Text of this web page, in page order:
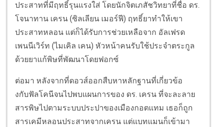
ประสาทที่มีฤทธิ์รุนแรงใส่ โดยนักจิตเภสัชวิทยาที่ชื่อ ดร.
โจนาทาน เครน (ซิลเลียน เมอร์ฟี) ฤทธิ์ยาทำให้เขา
ประสาทหลอน แต่ก็ได้รับการช่วยเหลือจาก อัลเฟรด
เพนนีเวิร์ท (ไมเคิล เคน) หัวหน้าคนรับใช้ประจำตระกูล
ด้วยยาแก้พิษที่พัฒนาโดยฟอกซ์
ต่อมา หลังจากที่ดอวส์ออกสืบหาหลักฐานที่เกี่ยวข้อ
งกับฟัลโคนีจนไปพบแผนการของ ดร. เครน ที่จะละลาย
สารพิษไปตามระบบประปาของเมืองกอตแทม เธอก็ถูก
สารเคมีหลอนประสาทจากเครน แต่แบทแมนก็เข้ามา